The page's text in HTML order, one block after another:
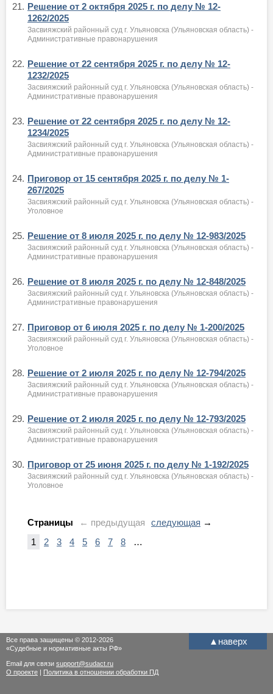
21. Решение от 2 октября 2025 г. по делу № 12-
1262/2025
Засвияжский районный суд г. Ульяновска (Ульяновская область) -
Административные правонарушения
22. Решение от 22 сентября 2025 г. по делу № 12-
1232/2025
Засвияжский районный суд г. Ульяновска (Ульяновская область) -
Административные правонарушения
23. Решение от 22 сентября 2025 г. по делу № 12-
1234/2025
Засвияжский районный суд г. Ульяновска (Ульяновская область) -
Административные правонарушения
24. Приговор от 15 сентября 2025 г. по делу № 1-
267/2025
Засвияжский районный суд г. Ульяновска (Ульяновская область) -
Уголовное
25. Решение от 8 июля 2025 г. по делу № 12-983/2025
Засвияжский районный суд г. Ульяновска (Ульяновская область) -
Административные правонарушения
26. Решение от 8 июля 2025 г. по делу № 12-848/2025
Засвияжский районный суд г. Ульяновска (Ульяновская область) -
Административные правонарушения
27. Приговор от 6 июля 2025 г. по делу № 1-200/2025
Засвияжский районный суд г. Ульяновска (Ульяновская область) -
Уголовное
28. Решение от 2 июля 2025 г. по делу № 12-794/2025
Засвияжский районный суд г. Ульяновска (Ульяновская область) -
Административные правонарушения
29. Решение от 2 июля 2025 г. по делу № 12-793/2025
Засвияжский районный суд г. Ульяновска (Ульяновская область) -
Административные правонарушения
30. Приговор от 25 июня 2025 г. по делу № 1-192/2025
Засвияжский районный суд г. Ульяновска (Ульяновская область) -
Уголовное
Страницы ← предыдущая следующая →
1
2 3 4 5 6 7 8 …
▲ наверх
Все права защищены © 2012-2026
«Судебные и нормативные акты РФ»
Email для связи support@sudact.ru
О проекте | Политика в отношении обработки ПД